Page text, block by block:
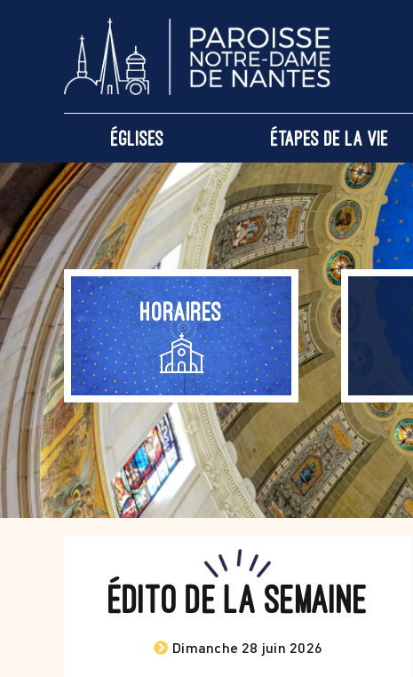
Églises Étapes de la vie
Horaires
Édito de la semaine
Dimanche 28 juin 2026